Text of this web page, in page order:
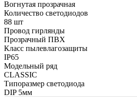
Вогнутая прозрачная
Количество светодиодов
88 шт
Провод гирлянды
Прозрачный ПВХ
Класс пылевлагозащиты
IP65
Модельный ряд
CLASSIC
Типоразмер светодиода
DIP 5мм